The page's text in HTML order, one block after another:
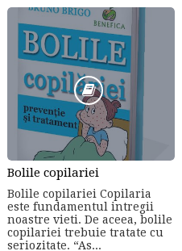
Bolile copilariei
Bolile copilariei Copilaria
este fundamentul intregii
noastre vieti. De aceea, bolile
copilariei trebuie tratate cu
seriozitate. “As...